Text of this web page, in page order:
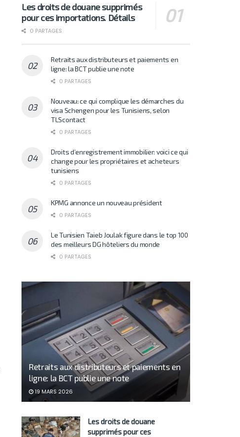
Les droits de douane supprimés
pour ces importations. Détails
0 PARTAGES
Retraits aux distributeurs et paiements en
ligne: la BCT publie une note
0 PARTAGES
Nouveau: ce qui complique les démarches du
visa Schengen pour les Tunisiens, selon
TLScontact
0 PARTAGES
Droits d’enregistrement immobilier: voici ce qui
change pour les propriétaires et acheteurs
tunisiens
0 PARTAGES
KPMG annonce un nouveau président
0 PARTAGES
Le Tunisien Taieb Joulak figure dans le top 100
des meilleurs DG hôteliers du monde
0 PARTAGES
Retraits aux distributeurs et paiements en
ligne: la BCT publie une note
19 MARS 2026
Les droits de douane
supprimés pour ces